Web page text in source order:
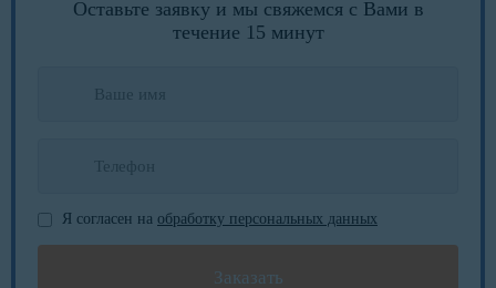
Оставьте заявку и мы свяжемся с Вами в
течение 15 минут
Я согласен на обработку персональных данных